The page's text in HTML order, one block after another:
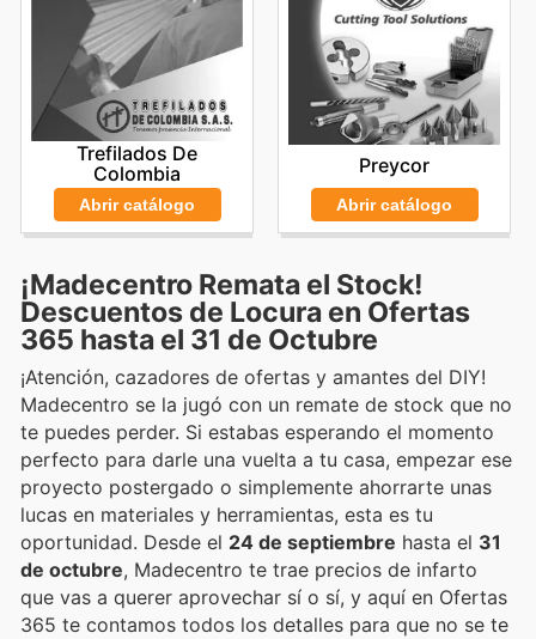
Trefilados De
Colombia
Abrir catálogo
Preycor
Abrir catálogo
¡Madecentro Remata el Stock!
Descuentos de Locura en Ofertas
365 hasta el 31 de Octubre
¡Atención, cazadores de ofertas y amantes del DIY!
Madecentro se la jugó con un remate de stock que no
te puedes perder. Si estabas esperando el momento
perfecto para darle una vuelta a tu casa, empezar ese
proyecto postergado o simplemente ahorrarte unas
lucas en materiales y herramientas, esta es tu
oportunidad. Desde el 24 de septiembre hasta el 31
de octubre, Madecentro te trae precios de infarto
que vas a querer aprovechar sí o sí, y aquí en Ofertas
365 te contamos todos los detalles para que no se te